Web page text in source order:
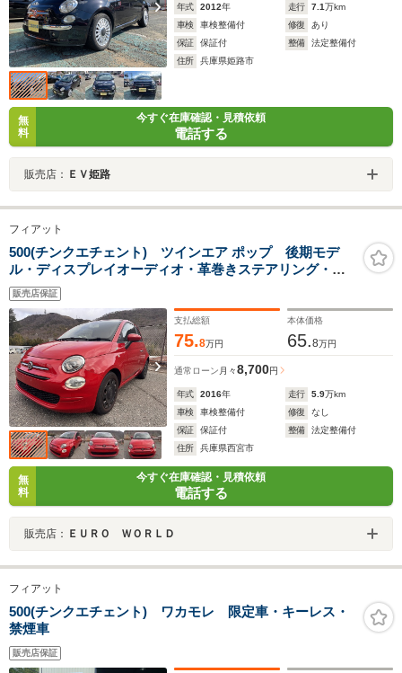
年式 2012年 走行 7.1万km
車検
車検整備付 修復
あり
保証
保証付 整備
法定整備付
住所
兵庫県姫路市
無
料
今すぐ在庫確認・見積依頼
電話する
販売店： ＥＶ姫路
フィアット
500(チンクエチェント) ツインエア ポップ 後期モデ
ル・ディスプレイオーディオ・革巻きステアリング・キ
ーレス・ETC・禁煙車・フォグランプ
販売店保証
支払総額
75.8万円
本体価格
65.8万円
通常ローン 月々8,700円
年式 2016年 走行 5.9万km
車検
車検整備付 修復
なし
保証
保証付 整備
法定整備付
住所
兵庫県西宮市
無
料
今すぐ在庫確認・見積依頼
電話する
販売店： ＥＵＲＯ ＷＯＲＬＤ
フィアット
500(チンクエチェント) ワカモレ 限定車・キーレス・
禁煙車
販売店保証